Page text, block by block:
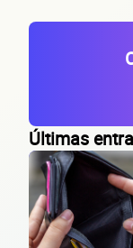
Últimas